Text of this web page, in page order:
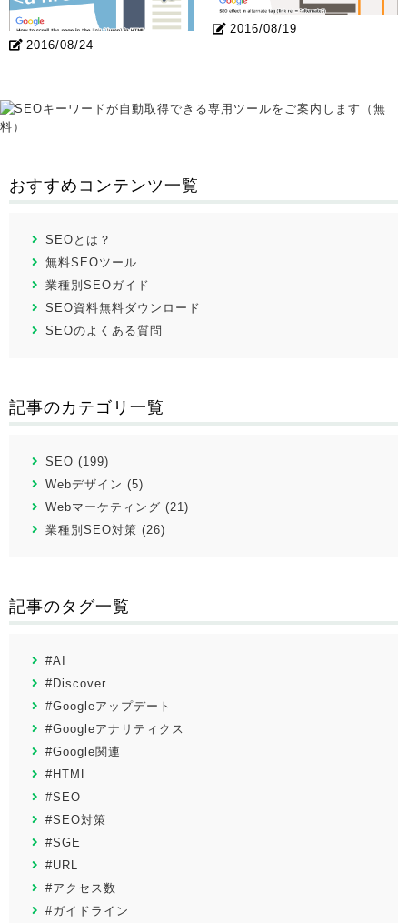
2016/08/24
2016/08/19
おすすめコンテンツ一覧
SEOとは？
無料SEOツール
業種別SEOガイド
SEO資料無料ダウンロード
SEOのよくある質問
記事のカテゴリ一覧
SEO (199)
Webデザイン (5)
Webマーケティング (21)
業種別SEO対策 (26)
記事のタグ一覧
#AI
#Discover
#Googleアップデート
#Googleアナリティクス
#Google関連
#HTML
#SEO
#SEO対策
#SGE
#URL
#アクセス数
#ガイドライン